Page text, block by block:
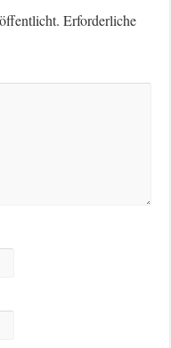
Erforderliche